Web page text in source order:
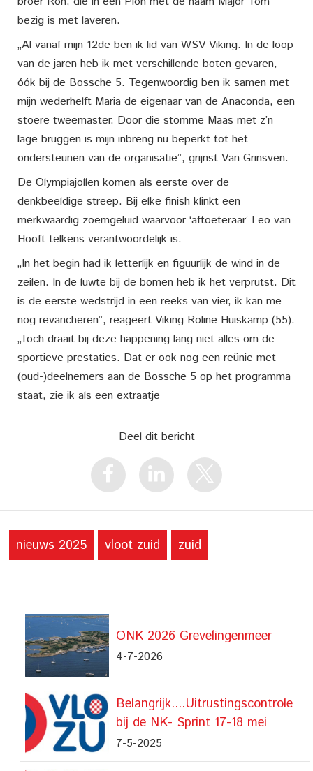
bezig is met laveren.
„Al vanaf mijn 12de ben ik lid van WSV Viking. In de loop
van de jaren heb ik met verschillende boten gevaren,
óók bij de Bossche 5. Tegenwoordig ben ik samen met
mijn wederhelft Maria de eigenaar van de Anaconda, een
stoere tweemaster. Door die stomme Maas met z’n
lage bruggen is mijn inbreng nu beperkt tot het
ondersteunen van de organisatie”, grijnst Van Grinsven.
De Olympiajollen komen als eerste over de
denkbeeldige streep. Bij elke finish klinkt een
merkwaardig zoemgeluid waarvoor ‘aftoeteraar’ Leo van
Hooft telkens verantwoordelijk is.
„In het begin had ik letterlijk en figuurlijk de wind in de
zeilen. In de luwte bij de bomen heb ik het verprutst. Dit
is de eerste wedstrijd in een reeks van vier, ik kan me
nog revancheren”, reageert Viking Roline Huiskamp (55).
„Toch draait bij deze happening lang niet alles om de
sportieve prestaties. Dat er ook nog een reünie met
(oud-)deelnemers aan de Bossche 5 op het programma
staat, zie ik als een extraatje
Deel dit bericht
nieuws 2025 vloot zuid zuid
ONK 2026 Grevelingenmeer
4-7-2026
Belangrijk....Uitrustingscontrole
bij de NK- Sprint 17-18 mei
7-5-2025